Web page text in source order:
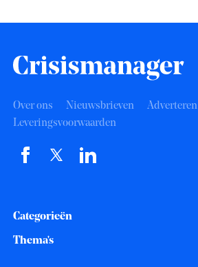
Over ons Nieuwsbrieven Adverteren
Leveringsvoorwaarden
Categorieën
Thema's